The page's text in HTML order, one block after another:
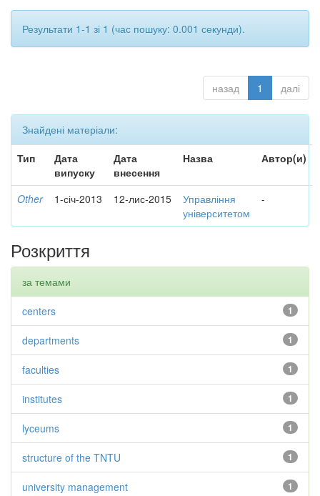
Результати 1-1 зі 1 (час пошуку: 0.001 секунди).
назад 1 далі
Знайдені матеріали:
Тип
Дата
випуску
Дата
внесення
Назва Автор(и)
Other 1-січ-2013 12-лис-2015
Управління
університетом
-
Розкриття
за темами
1
centers
1
departments
1
faculties
1
institutes
1
lyceums
1
structure of the TNTU
1
university management